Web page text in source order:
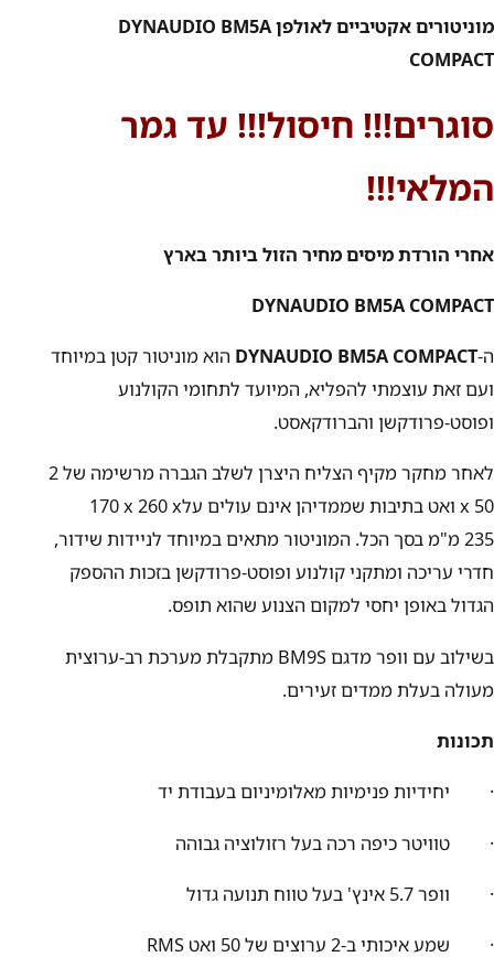
מוניטורים אקטיביים לאולפן DYNAUDIO BM5A
COMPACT
סוגרים!!! חיסול!!! עד גמר
המלאי!!!
אחרי הורדת מיסים מחיר הזול ביותר בארץ
DYNAUDIO BM5A COMPACT
ה-DYNAUDIO BM5A COMPACT הוא מוניטור קטן במיוחד
ועם זאת עוצמתי להפליא, המיועד לתחומי הקולנוע
ופוסט-פרודקשן והברודקאסט.
לאחר מחקר מקיף הצליח היצרן לשלב הגברה מרשימה של2
x 50 ואט בתיבות שממדיהן אינם עולים על170 x 260 x
235מ"מ בסך הכל. המוניטור מתאים במיוחד לניידות שידור,
חדרי עריכה ומתקני קולנוע ופוסט-פרודקשן בזכות ההספק
הגדול באופן יחסי למקום הצנוע שהוא תופס.
בשילוב עם וופר מדגם BM9S מתקבלת מערכת רב-ערוצית
מעולה בעלת ממדים זעירים.
תכונות
· יחידיות פנימיות מאלומיניום בעבודת יד
· טוויטר כיפה רכה בעל רזולוציה גבוהה
· וופר 5.7 אינץ' בעל טווח תנועה גדול
· שמע איכותי ב-2 ערוצים של 50 ואט RMS